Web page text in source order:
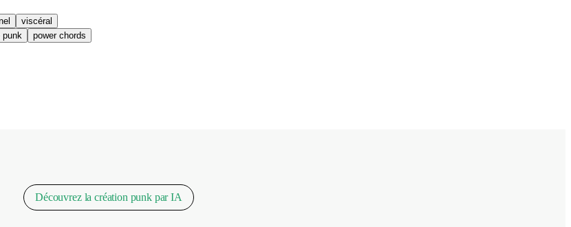
viscéral
punk
power chords
Découvrez la création punk par IA